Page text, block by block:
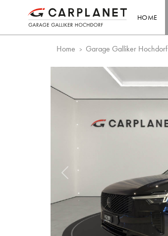
HOME
Home Garage Galliker Hochdorf
Vorheriges Bild